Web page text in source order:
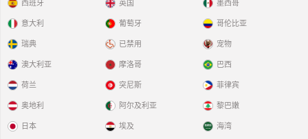
西班牙
意大利
瑞典
英国
葡萄牙
已禁用
墨西哥
哥伦比亚
宠物
澳大利亚
荷兰
奥地利
日本
摩洛哥
突尼斯
阿尔及利亚
埃及
巴西
菲律宾
黎巴嫩
海湾